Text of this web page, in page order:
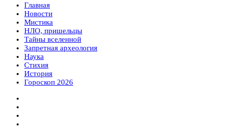
Главная
Новости
Мистика
НЛО, пришельцы
Тайны вселенной
Запретная археология
Наука
Стихия
История
Гороскоп 2026